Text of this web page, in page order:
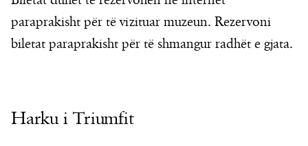
paraprakisht për të vizituar muzeun. Rezervoni
biletat paraprakisht për të shmangur radhët e gjata.
Harku i Triumfit